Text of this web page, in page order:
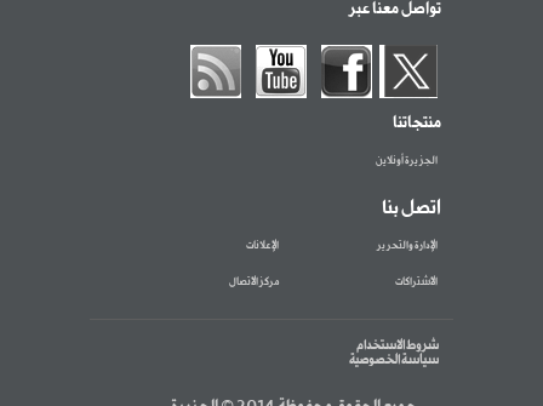
تواصل معنا عبر
منتجاتنا
الجزيرة أونلاين
اتصل بنا
الإدارة والتحرير الإعلانات
الاشتراكات مركز الاتصال
شروط الاستخدام
سياسة الخصوصية